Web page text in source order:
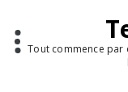
Tout commence par